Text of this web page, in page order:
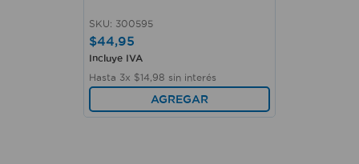
SKU: 300595
$44,95
Incluye IVA
Hasta 3x $14 98 sin interés
AGREGAR